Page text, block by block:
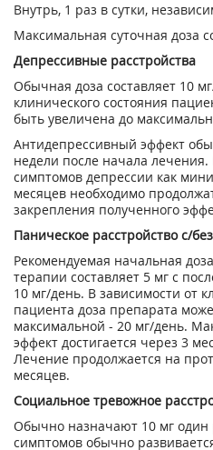
Внутрь, 1 раз в сутки,
Максимальная суточная доза
Депрессивные расстройства
Обычная доза составляет 10
клинического состояния
быть увеличена до
Антидепрессивный эффект
недели после начала
симптомов депрессии как
месяцев необходимо
закрепления полученного
Паническое расстройство с/
Рекомендуемая начальная
терапии составляет 5 мг с
10 мг/день. В зависимости от
пациента доза препарата
максимальной - 20 мг/день.
эффект достигается через 3
Лечение продолжается на
месяцев.
Социальное тревожное
Обычно назначают 10 мг один
симптомов обычно